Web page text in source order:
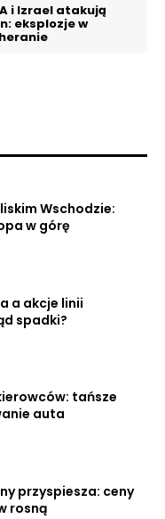
i Izrael atakują
eksplozje w
Wschodzie:
w górę
a akcje linii
spadki?
tańsze
auta
przyspiesza: ceny
rosną